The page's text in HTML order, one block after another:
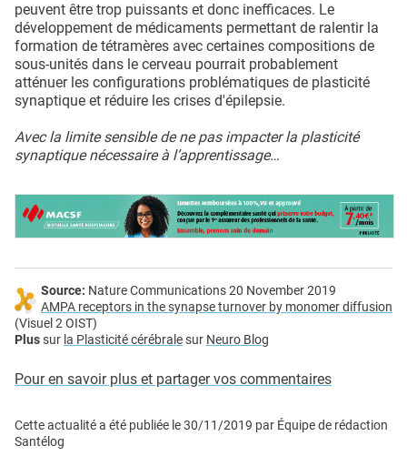
peuvent être trop puissants et donc inefficaces. Le
développement de médicaments permettant de ralentir la
formation de tétramères avec certaines compositions de
sous-unités dans le cerveau pourrait probablement
atténuer les configurations problématiques de plasticité
synaptique et réduire les crises d'épilepsie.
Avec la limite sensible de ne pas impacter la plasticité
synaptique nécessaire à l’apprentissage…
Source: Nature Communications 20 November 2019
AMPA receptors in the synapse turnover by monomer diffusion
(Visuel 2 OIST)
Plussur la Plasticité cérébralesur Neuro Blog
Pour en savoir plus et partager vos commentaires
Cette actualité a été publiée le30/11/2019 par Équipe de rédaction
Santélog